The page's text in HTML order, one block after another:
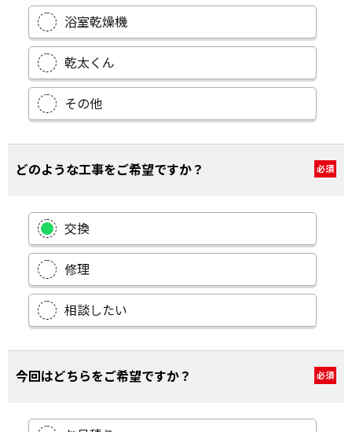
浴室乾燥機
乾太くん
その他
どのような工事をご希望ですか？ 必須
交換
修理
相談したい
今回はどちらをご希望ですか？ 必須